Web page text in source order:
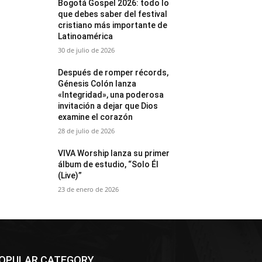
Bogotá Gospel 2026: todo lo
que debes saber del festival
cristiano más importante de
Latinoamérica
30 de julio de 2026
Después de romper récords,
Génesis Colón lanza
«Integridad», una poderosa
invitación a dejar que Dios
examine el corazón
28 de julio de 2026
VIVA Worship lanza su primer
álbum de estudio, “Solo Él
(Live)”
23 de enero de 2026